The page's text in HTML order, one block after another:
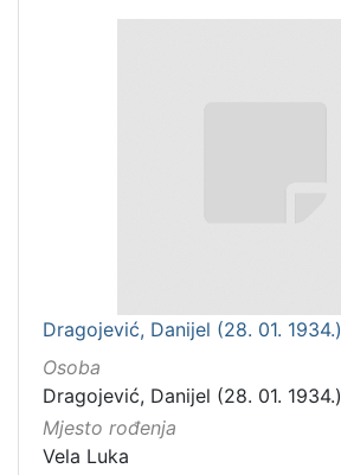
Dragojević, Danijel (28. 01. 1934.)
Osoba
Dragojević, Danijel (28. 01. 1934.)
Mjesto rođenja
Vela Luka